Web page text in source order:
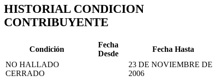
HISTORIAL CONDICION
CONTRIBUYENTE
Condición
Fecha
Desde
Fecha Hasta
NO HALLADO
CERRADO
23 DE NOVIEMBRE DE
2006